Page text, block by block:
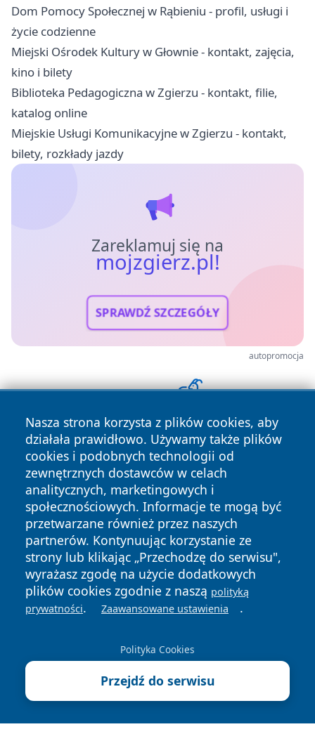
Dom Pomocy Społecznej w Rąbieniu - profil, usługi i
życie codzienne
Miejski Ośrodek Kultury w Głownie - kontakt, zajęcia,
kino i bilety
Biblioteka Pedagogiczna w Zgierzu - kontakt, filie,
katalog online
Miejskie Usługi Komunikacyjne w Zgierzu - kontakt,
bilety, rozkłady jazdy
Zareklamuj się na
mojzgierz.pl!
SPRAWDŹ SZCZEGÓŁY
autopromocja
Nasza strona korzysta z plików cookies, aby
działała prawidłowo. Używamy także plików
cookies i podobnych technologii od
zewnętrznych dostawców w celach
analitycznych, marketingowych i
społecznościowych. Informacje te mogą być
przetwarzane również przez naszych
partnerów. Kontynuując korzystanie ze
strony lub klikając „Przechodzę do serwisu",
wyrażasz zgodę na użycie dodatkowych
plików cookies zgodnie z naszą polityką
prywatności. Zaawansowane ustawienia .
Polityka Cookies
Przejdź do serwisu
Copyright © 2026 mojzgierz.pl Wszystkie prawa zastrzeżone.
News Autorzy
Polityka
Prywatności
Polityka
Cookies